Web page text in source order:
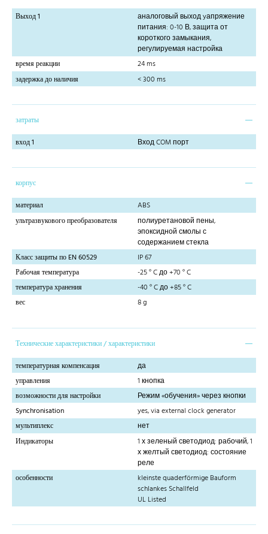
Выход 1
аналоговый выход yапряжение
питания: 0-10 В, защита от
короткого замыкания,
регулируемая настройка
время реакции
24 ms
задержка до наличия
< 300 ms
затраты
вход 1
Вход COM порт
корпус
материал
ABS
ультразвукового преобразователя
полиуретановой пены,
эпоксидной смолы с
содержанием стекла
Класс защиты по EN 60529
IP 67
Рабочая температура
-25 ° C до +70 ° C
температура хранения
-40 ° C до +85 ° C
вес
8 g
Технические характеристики / характеристики
температурная компенсация
да
управления
1 кнопка
возможности для настройки
Режим «обучения» через кнопки
Synchronisation
yes, via external clock generator
мультиплекс
нет
Индикаторы
1 х зеленый светодиод: рабочий, 1
х желтый светодиод: состояние
реле
особенности
kleinste quaderförmige Bauform
schlankes Schallfeld
UL Listed